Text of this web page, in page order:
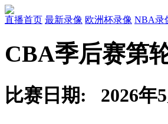
直播首页 最新录像 欧洲杯录像 NBA录
CBA季后赛第
比赛日期: 2026年